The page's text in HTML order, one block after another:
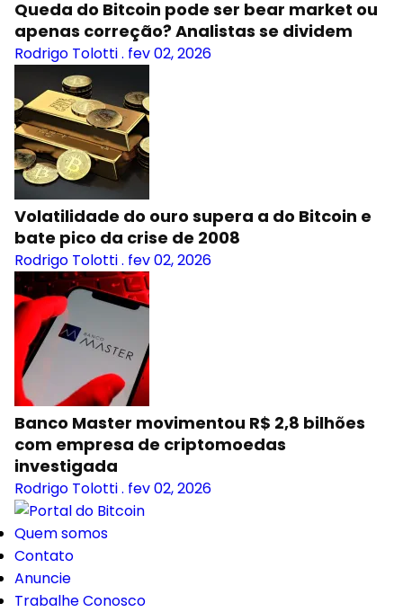
Queda do Bitcoin pode ser bear market ou
apenas correção? Analistas se dividem
Rodrigo Tolotti. fev 02, 2026
Volatilidade do ouro supera a do Bitcoin e
bate pico da crise de 2008
Rodrigo Tolotti. fev 02, 2026
Banco Master movimentou R$ 2,8 bilhões
com empresa de criptomoedas
investigada
Rodrigo Tolotti. fev 02, 2026
Quem somos
Contato
Anuncie
Trabalhe Conosco